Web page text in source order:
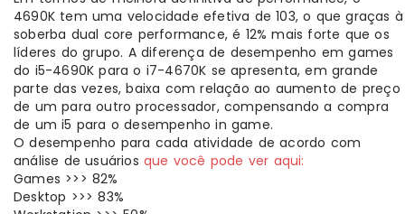
4690K tem uma velocidade efetiva de 103, o que graças à
soberba dual core performance, é 12% mais forte que os
líderes do grupo. A diferença de desempenho em games
do i5-4690K para o i7-4670K se apresenta, em grande
parte das vezes, baixa com relação ao aumento de preço
de um para outro processador, compensando a compra
de um i5 para o desempenho in game.
O desempenho para cada atividade de acordo com
análise de usuários que você pode ver aqui:
Games >>> 82%
Desktop >>> 83%